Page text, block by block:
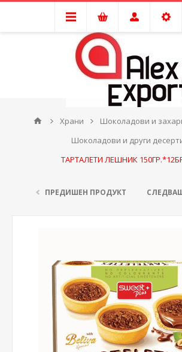
Храни
Шоколадови и
Шоколадови и други
ТАРТАЛЕТИ ЛЕШНИК
ПРЕДИШЕН ПРОДУКТ